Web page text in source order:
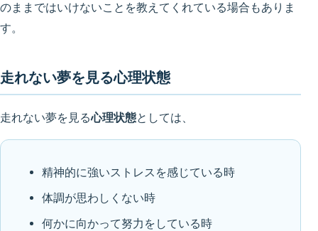
のままではいけないことを教えてくれている場合もありま
す。
走れない夢を見る心理状態
走れない夢を見る心理状態としては、
精神的に強いストレスを感じている時
体調が思わしくない時
何かに向かって努力をしている時